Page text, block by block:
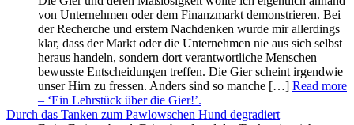
von Unternehmen oder dem Finanzmarkt demonstrieren. Bei
der Recherche und erstem Nachdenken wurde mir allerdings
klar, dass der Markt oder die Unternehmen nie aus sich selbst
heraus handeln, sondern dort verantwortliche Menschen
bewusste Entscheidungen treffen. Die Gier scheint irgendwie
unser Hirn zu fressen. Anders sind so manche […] Read more
– ‘Ein Lehrstück über die Gier!’.
Durch das Tanken zum Pawlowschen Hund degradiert